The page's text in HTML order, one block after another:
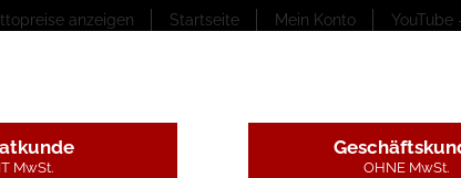
anzeigen Startseite Mein Konto YouTube
MwSt. OHNE MwSt.